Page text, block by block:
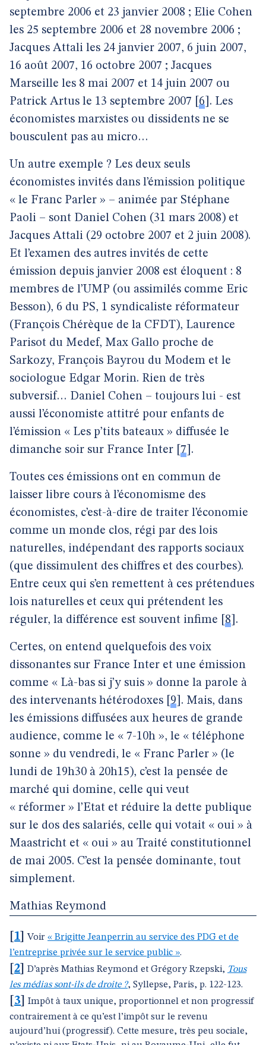
septembre 2006 et 23 janvier 2008 ; Elie Cohen
les 25 septembre 2006 et 28 novembre 2006 ;
Jacques Attali les 24 janvier 2007, 6 juin 2007,
16 août 2007, 16 octobre 2007 ; Jacques
Marseille les 8 mai 2007 et 14 juin 2007 ou
Patrick Artus le 13 septembre 2007
6 . Les
économistes marxistes ou dissidents ne se
bousculent pas au micro…
Un autre exemple ? Les deux seuls
économistes invités dans l’émission politique
« le Franc Parler » – animée par Stéphane
Paoli – sont Daniel Cohen (31 mars 2008) et
Jacques Attali (29 octobre 2007 et 2 juin 2008).
Et l’examen des autres invités de cette
émission depuis janvier 2008 est éloquent : 8
membres de l’UMP (ou assimilés comme Eric
Besson), 6 du PS, 1 syndicaliste réformateur
(François Chérèque de la CFDT), Laurence
Parisot du Medef, Max Gallo proche de
Sarkozy, François Bayrou du Modem et le
sociologue Edgar Morin. Rien de très
subversif… Daniel Cohen – toujours lui - est
aussi l’économiste attitré pour enfants de
l’émission « Les p’tits bateaux » diffusée le
dimanche soir sur France Inter 7 .
Toutes ces émissions ont en commun de
laisser libre cours à l’économisme des
économistes, c’est-à-dire de traiter l’économie
comme un monde clos, régi par des lois
naturelles, indépendant des rapports sociaux
(que dissimulent des chiffres et des courbes).
Entre ceux qui s’en remettent à ces prétendues
lois naturelles et ceux qui prétendent les
réguler, la différence est souvent infime
8 .
Certes, on entend quelquefois des voix
dissonantes sur France Inter et une émission
comme « Là-bas si j’y suis » donne la parole à
des intervenants hétérodoxes 9 . Mais, dans
les émissions diffusées aux heures de grande
audience, comme le « 7-10h », le « téléphone
sonne » du vendredi, le « Franc Parler » (le
lundi de 19h30 à 20h15), c’est la pensée de
marché qui domine, celle qui veut
« réformer » l’Etat et réduire la dette publique
sur le dos des salariés, celle qui votait « oui » à
Maastricht et « oui » au Traité constitutionnel
de mai 2005. C’est la pensée dominante, tout
simplement.
Mathias Reymond
1 ]Voir « Brigitte Jeanperrin au service des PDG et de
l’entreprise privée sur le service public ».
2 D’après Mathias Reymond et Grégory Rzepski, Tous
les médias sont-ils de droite ?, Syllepse, Paris, p. 122-123.
3
Impôt à taux unique, proportionnel et non progressif
contrairement à ce qu’est l’impôt sur le revenu
aujourd’hui (progressif). Cette mesure, très peu sociale,